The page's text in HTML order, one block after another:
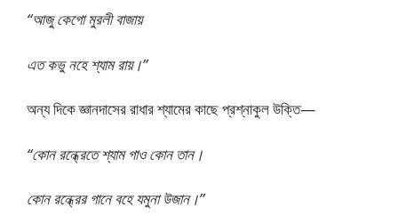
“আজু কেগো মুরলী বাজায়
এত কভু নহে শ্যাম রায়।”
অন্য দিকে জ্ঞানদাসের রাধার শ্যামের কাছে প্রশ্নাকুল উক্তি—
“কোন রন্ধ্রেতে শ্যাম গাও কোন তান।
কোন রন্ধ্রের গানে বহে যমুনা উজান।”